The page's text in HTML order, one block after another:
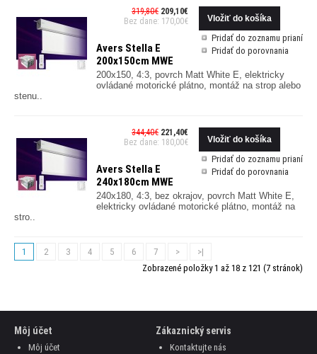
Pridať do zoznamu prianí
Pridať do porovnania
319,80€ 209,10€
Bez dane: 170,00€
Avers Stella E
200x150cm MWE
200x150, 4:3, povrch Matt White E, elektricky
ovládané motorické plátno, montáž na strop alebo
stenu..
Pridať do zoznamu prianí
Pridať do porovnania
344,40€ 221,40€
Bez dane: 180,00€
Avers Stella E
240x180cm MWE
240x180, 4:3, bez okrajov, povrch Matt White E,
elektricky ovládané motorické plátno, montáž na
stro..
1 2 3 4 5 6 7 >
>|
Zobrazené položky 1 až 18 z 121 (7 stránok)
Môj účet
Môj účet
Zákaznický servis
Kontaktujte nás